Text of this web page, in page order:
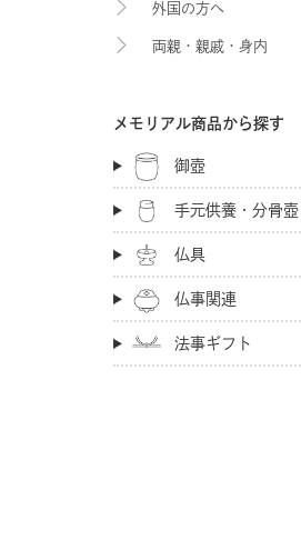
外国の方へ
両親・親戚・身内
メモリアル商品から探す
御壺
手元供養・分骨壺
仏具
仏事関連
法事ギフト